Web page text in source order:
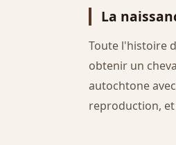
La
Toute l'histoire
obtenir un
autochtone
reproduction, et